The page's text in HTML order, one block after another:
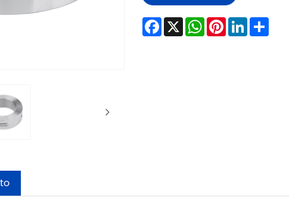
Facebook
X WhatsApp
Pinterest
LinkedInShare